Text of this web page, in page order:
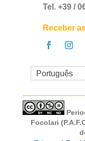
Tel. +39 /
Receber
Português
Focolari